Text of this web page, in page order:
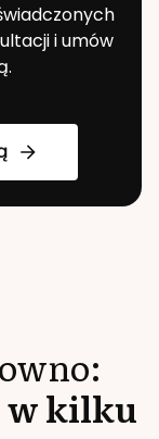
i umów
:
w kilku